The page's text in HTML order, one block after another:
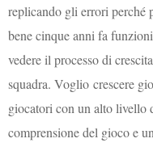
replicando gli errori perché
bene cinque anni fa
vedere il processo di
squadra. Voglio crescere
giocatori con un alto livello
comprensione del gioco e